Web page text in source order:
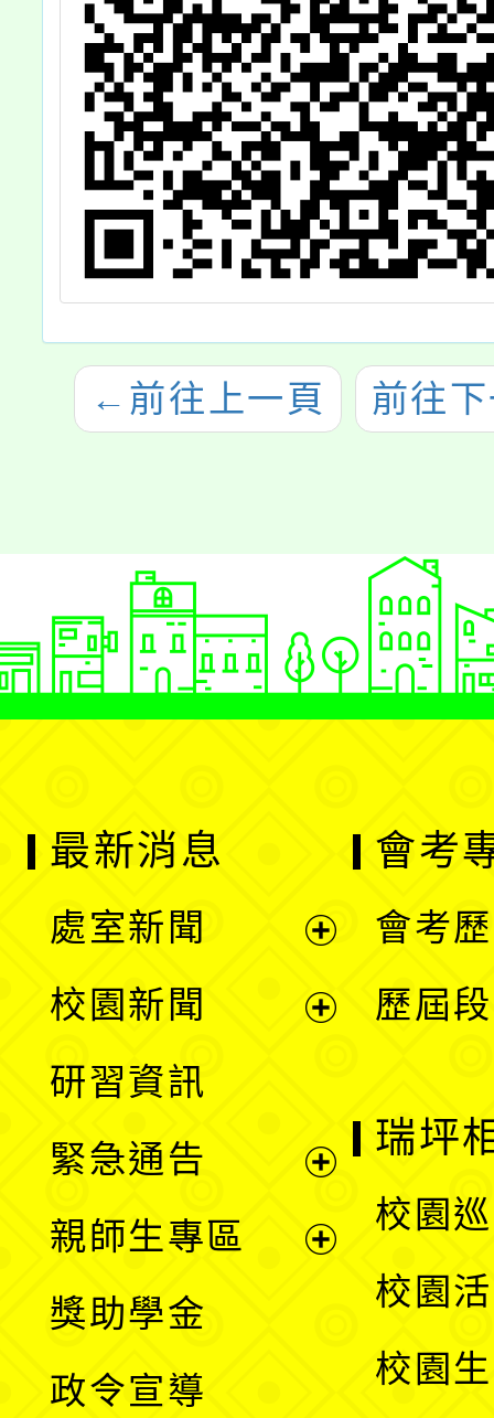
← 前往上一頁 前往
最新消息
處室新聞
單
校園新聞
選
單
研習資訊
緊急通告
親師生專區
獎助學金
政令宣導
會考
會考
歷屆
瑞坪
校園
校園
校園